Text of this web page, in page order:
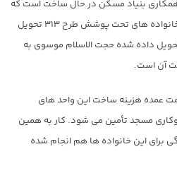
همکاری بنیاد مسکن در حال ساخت است که
به محض تکمیل به یکی از همین خانواده های تحت پوشش طرح ۳۱۳ تحویل
داده شده حجت الاسلام موسوی به
آن است.
عمده هزینه ساخت این واحد های
مسجد تأمین می شود. کار به همین
برای این خانواده ها هم انجام شده